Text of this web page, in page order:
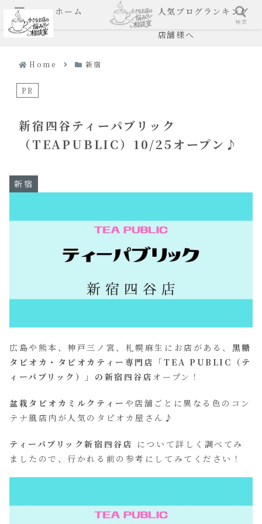
ホーム 人気ブログランキング
店舗様へ
Home 新宿
PR
新宿四谷ティーパブリック
（TEAPUBLIC）10/25オープン♪
新宿
広島や熊本、神戸三ノ宮、札幌麻生にお店がある、 黒糖
タピオカ・タピオカティー専門店「TEA PUBLIC（テ
ィーパブリック）」の新宿四谷店 オープン！
盆栽タピオカミルクティー や店舗ごとに異なる色のコン
テナ風店内が人気のタピオカ屋さん♪
ティーパブリック新宿四谷店 について詳しく調べてみ
ましたので、行かれる前の参考にしてみてください！
メニュー 検索